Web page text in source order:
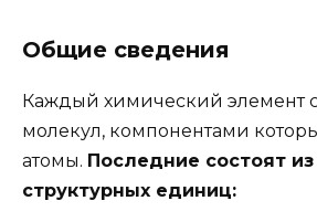
Общие сведения
Каждый химический элемент
молекул, компонентами
атомы. Последние состоят
структурных единиц: